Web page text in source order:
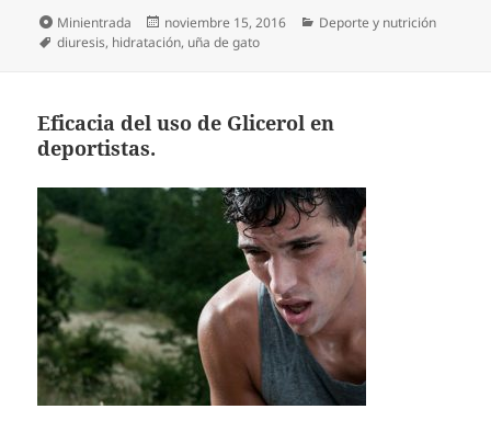
Formato
Minientrada
Publicado
el
noviembre 15, 2016 Categorías
Deporte y nutrición
Etiquetas
diuresis, hidratación, uña de gato
Eficacia del uso de Glicerol en
deportistas.